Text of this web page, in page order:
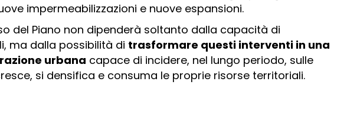
impermeabilizzazioni e nuove espansioni.
del Piano non dipenderà soltanto dalla capacità di
ma dalla possibilità di trasformare questi interventi in una
urbana capace di incidere, nel lungo periodo, sulle
si densifica e consuma le proprie risorse territoriali.